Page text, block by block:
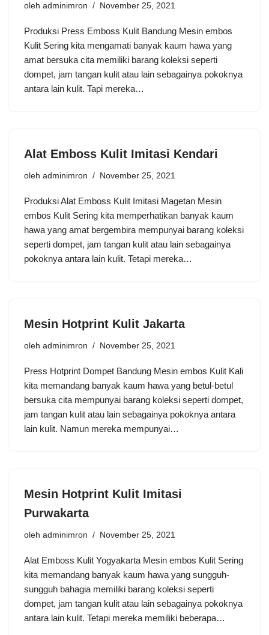
oleh adminimron November 25, 2021
Produksi Press Emboss Kulit Bandung Mesin embos
Kulit Sering kita mengamati banyak kaum hawa yang
amat bersuka cita memiliki barang koleksi seperti
dompet, jam tangan kulit atau lain sebagainya pokoknya
antara lain kulit. Tapi mereka…
Alat Emboss Kulit Imitasi Kendari
oleh adminimron November 25, 2021
Produksi Alat Emboss Kulit Imitasi Magetan Mesin
embos Kulit Sering kita memperhatikan banyak kaum
hawa yang amat bergembira mempunyai barang koleksi
seperti dompet, jam tangan kulit atau lain sebagainya
pokoknya antara lain kulit. Tetapi mereka…
Mesin Hotprint Kulit Jakarta
oleh adminimron November 25, 2021
Press Hotprint Dompet Bandung Mesin embos Kulit Kali
kita memandang banyak kaum hawa yang betul-betul
bersuka cita mempunyai barang koleksi seperti dompet,
jam tangan kulit atau lain sebagainya pokoknya antara
lain kulit. Namun mereka mempunyai…
Mesin Hotprint Kulit Imitasi
Purwakarta
oleh adminimron November 25, 2021
Alat Emboss Kulit Yogyakarta Mesin embos Kulit Sering
kita memandang banyak kaum hawa yang sungguh-
sungguh bahagia memiliki barang koleksi seperti
dompet, jam tangan kulit atau lain sebagainya pokoknya
antara lain kulit. Tetapi mereka memiliki beberapa…